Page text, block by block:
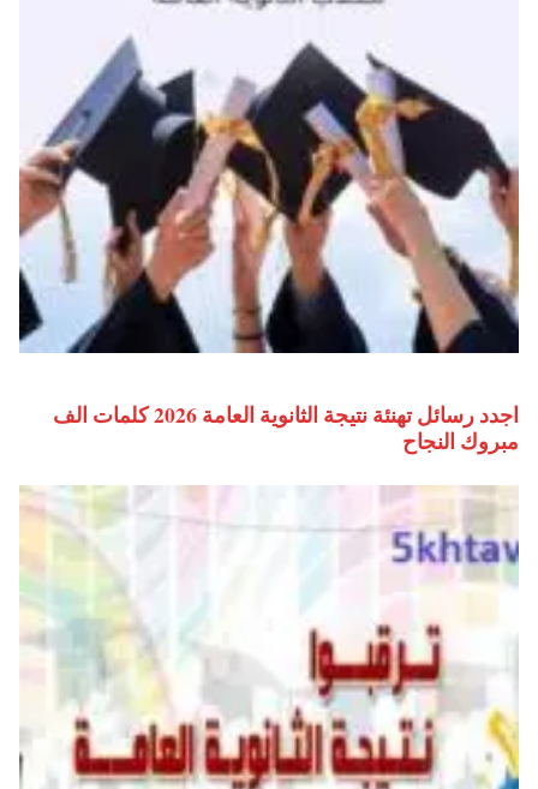
اجدد رسائل تهنئة نتيجة الثانوية العامة 2026 كلمات الف
مبروك النجاح